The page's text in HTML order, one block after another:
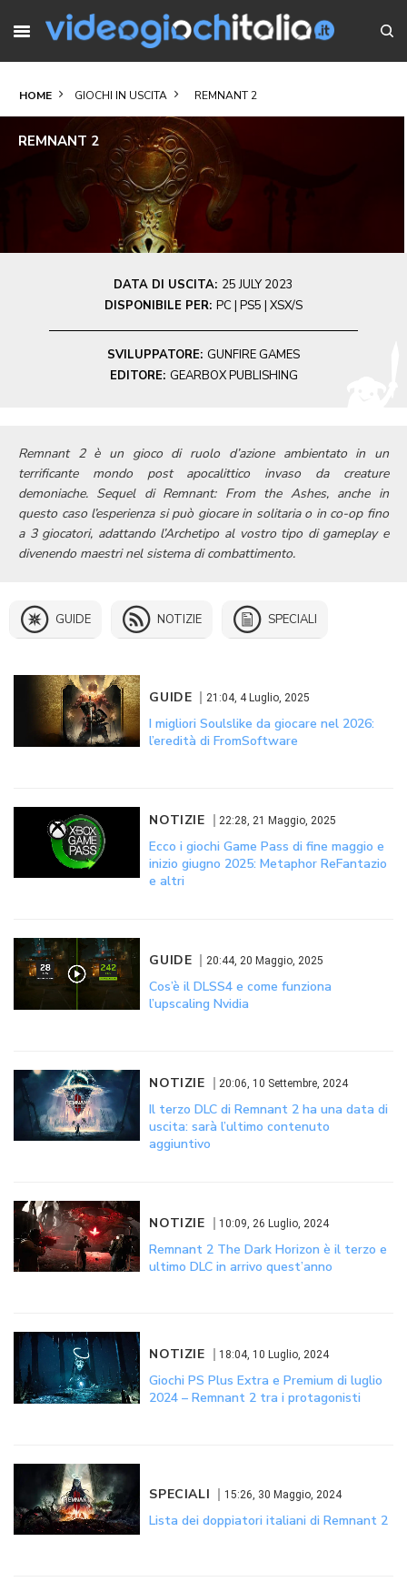
HOME GIOCHI IN USCITA REMNANT 2
REMNANT 2
DATA DI USCITA: 25 JULY 2023
DISPONIBILE PER: PC | PS5 | XSX/S
SVILUPPATORE: GUNFIRE GAMES
EDITORE: GEARBOX PUBLISHING
Remnant 2 è un gioco di ruolo d’azione ambientato in un
terrificante mondo post apocalittico invaso da creature
demoniache. Sequel di Remnant: From the Ashes, anche in
questo caso l’esperienza si può giocare in solitaria o in co-op fino
a 3 giocatori, adattando l’Archetipo al vostro tipo di gameplay e
divenendo maestri nel sistema di combattimento.
GUIDE NOTIZIE SPECIALI
GUIDE 21:04, 4 Luglio, 2025
I migliori Soulslike da giocare nel 2026:
l’eredità di FromSoftware
NOTIZIE 22:28, 21 Maggio, 2025
Ecco i giochi Game Pass di fine maggio e
inizio giugno 2025: Metaphor ReFantazio
e altri
GUIDE 20:44, 20 Maggio, 2025
Cos’è il DLSS4 e come funziona
l’upscaling Nvidia
NOTIZIE 20:06, 10 Settembre, 2024
Il terzo DLC di Remnant 2 ha una data di
uscita: sarà l’ultimo contenuto
aggiuntivo
NOTIZIE 10:09, 26 Luglio, 2024
Remnant 2 The Dark Horizon è il terzo e
ultimo DLC in arrivo quest’anno
NOTIZIE 18:04, 10 Luglio, 2024
Giochi PS Plus Extra e Premium di luglio
2024 – Remnant 2 tra i protagonisti
SPECIALI 15:26, 30 Maggio, 2024
Lista dei doppiatori italiani di Remnant 2